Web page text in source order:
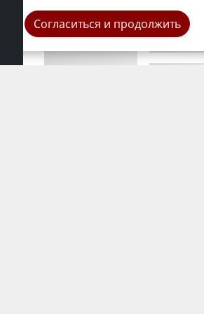
Город
Согласиться и продолжить